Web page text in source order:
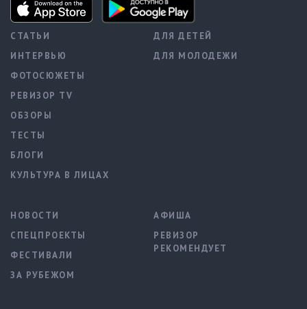
СТАТЬИ
ИНТЕРВЬЮ
ФОТОСЮЖЕТЫ
РЕВИЗОР TV
ОБЗОРЫ
ТЕСТЫ
БЛОГИ
КУЛЬТУРА В ЛИЦАХ
ДЛЯ ДЕТЕЙ
ДЛЯ МОЛОДЕЖИ
НОВОСТИ
СПЕЦПРОЕКТЫ
ФЕСТИВАЛИ
ЗА РУБЕЖОМ
АФИША
РЕВИЗОР
РЕКОМЕНДУЕТ